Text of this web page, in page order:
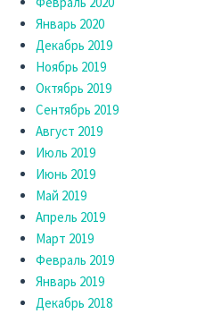
Январь 2020
Декабрь 2019
Ноябрь 2019
Октябрь 2019
Сентябрь 2019
Август 2019
Июль 2019
Июнь 2019
Май 2019
Апрель 2019
Март 2019
Февраль 2019
Январь 2019
Декабрь 2018